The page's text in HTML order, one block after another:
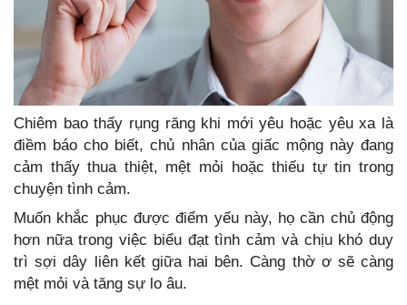
Chiêm bao thấy rụng răng khi mới yêu hoặc yêu xa là
điềm báo cho biết, chủ nhân của giấc mộng này đang
cảm thấy thua thiệt, mệt mỏi hoặc thiếu tự tin trong
chuyện tình cảm.
Muốn khắc phục được điểm yếu này, họ cần chủ động
hơn nữa trong việc biểu đạt tình cảm và chịu khó duy
trì sợi dây liên kết giữa hai bên. Càng thờ ơ sẽ càng
mệt mỏi và tăng sự lo âu.